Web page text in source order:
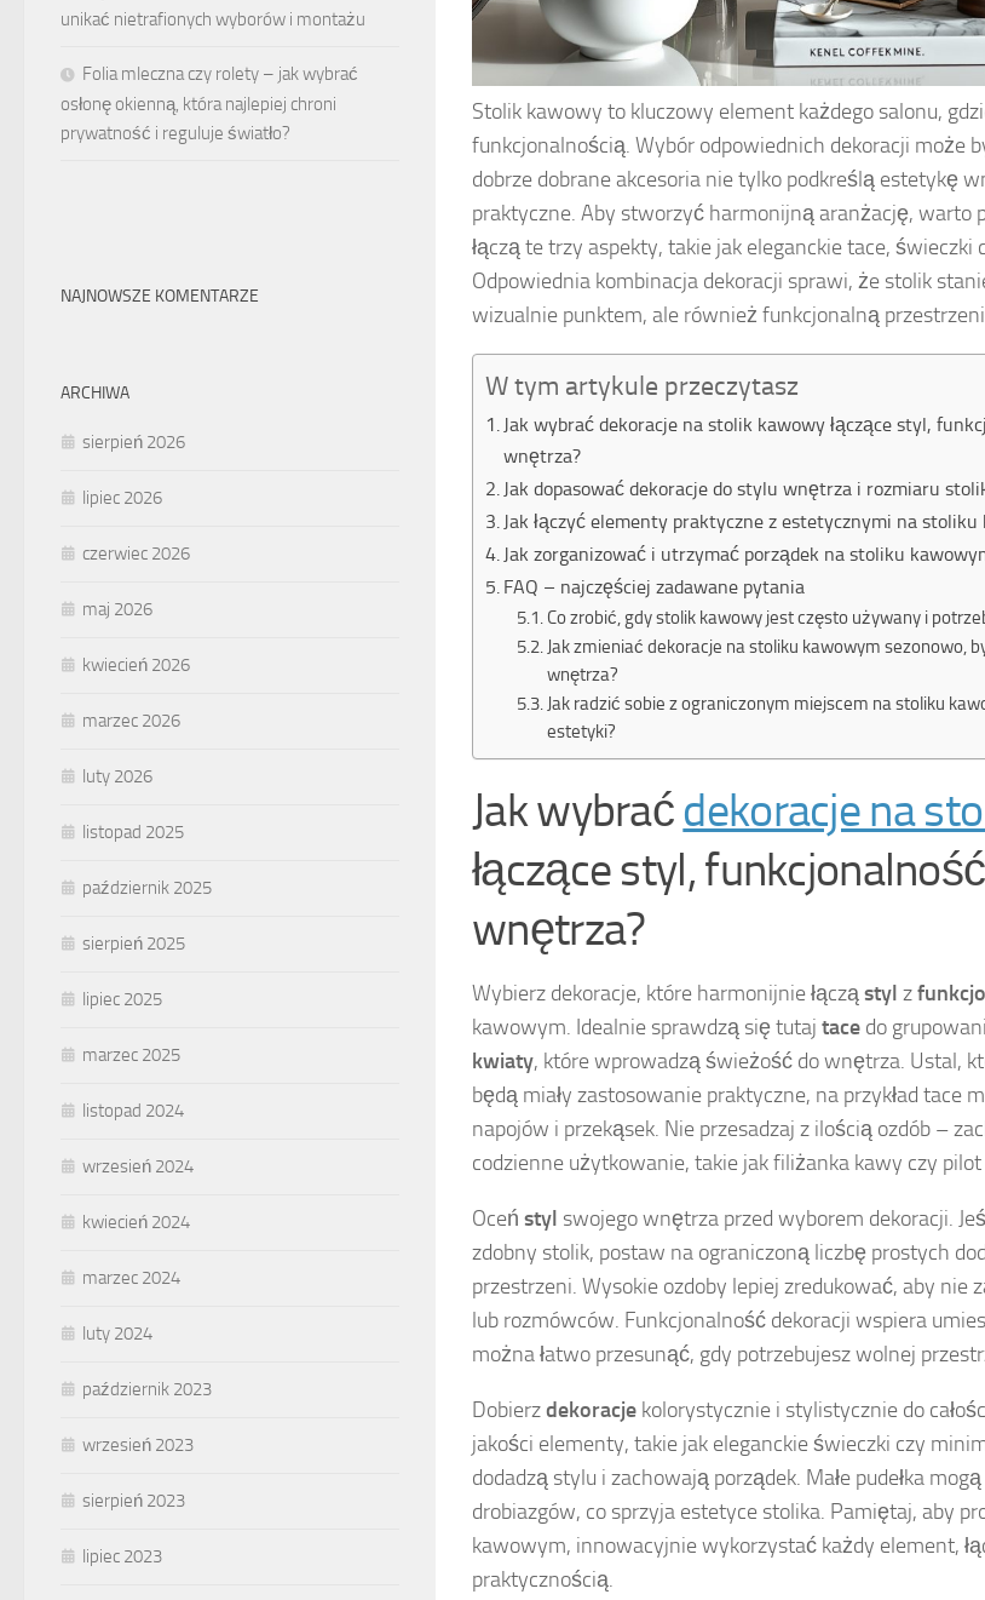
Stolik kawowy to kluczowy element każdego salonu,
funkcjonalnością. Wybór odpowiednich dekoracji może
dobrze dobrane akcesoria nie tylko podkreślą estetykę
praktyczne. Aby stworzyć harmonijną aranżację, warto
łączą te trzy aspekty, takie jak eleganckie tace,
Odpowiednia kombinacja dekoracji sprawi, że stolik
wizualnie punktem, ale również funkcjonalną
W tym artykule przeczytasz
Jak wybrać dekoracje na stolik kawowy łączące styl,
wnętrza?
Jak dopasować dekoracje do stylu wnętrza i rozmiaru
Jak łączyć elementy praktyczne z estetycznymi na stoliku
Jak zorganizować i utrzymać porządek na stoliku
FAQ – najczęściej zadawane pytania
Co zrobić, gdy stolik kawowy jest często używany i
Jak zmieniać dekoracje na stoliku kawowym sezonowo,
wnętrza?
Jak radzić sobie z ograniczonym miejscem na stoliku
estetyki?
Jak wybraćdekoracje na
łączące styl,
wnętrza?
Wybierz dekoracje, które harmonijnie łącząstyl z
kawowym. Idealnie sprawdzą się tutaj tace do
kwiaty, które wprowadzą świeżość do wnętrza. Ustal,
będą miały zastosowanie praktyczne, na przykład tace
napojów i przekąsek. Nie przesadzaj z ilością ozdób –
codzienne użytkowanie, takie jak filiżanka kawy czy
Oceń styl swojego wnętrza przed wyborem dekoracji.
zdobny stolik, postaw na ograniczoną liczbę prostych
przestrzeni. Wysokie ozdoby lepiej zredukować, aby nie
lub rozmówców. Funkcjonalność dekoracji wspiera
można łatwo przesunąć, gdy potrzebujesz wolnej
Dobierzdekoracje kolorystycznie i stylistycznie do
jakości elementy, takie jak eleganckie świeczki czy
dodadzą stylu i zachowają porządek. Małe pudełka
drobiazgów, co sprzyja estetyce stolika. Pamiętaj, aby
kawowym, innowacyjnie wykorzystać każdy element,
praktycznością.
unikać nietrafionych wyborów i montażu
Folia mleczna czy rolety – jak wybrać
osłonę okienną, która najlepiej chroni
prywatność i reguluje światło?
NAJNOWSZE KOMENTARZE
ARCHIWA
sierpień 2026
lipiec 2026
czerwiec 2026
maj 2026
kwiecień 2026
marzec 2026
luty 2026
listopad 2025
październik 2025
sierpień 2025
lipiec 2025
marzec 2025
listopad 2024
wrzesień 2024
kwiecień 2024
marzec 2024
luty 2024
październik 2023
wrzesień 2023
sierpień 2023
lipiec 2023